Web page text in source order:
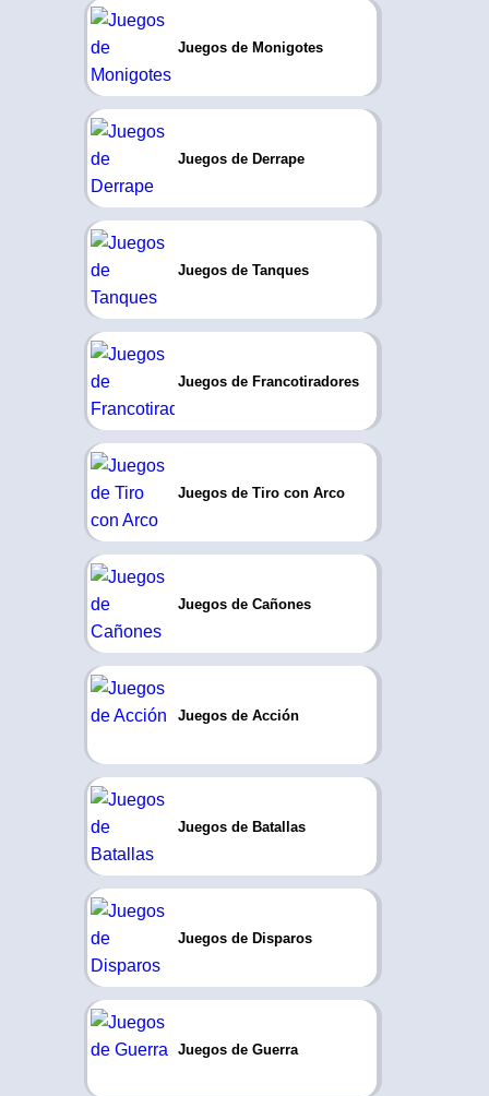
Juegos de Monigotes
Juegos de Derrape
Juegos de Tanques
Juegos de Francotiradores
Juegos de Tiro con Arco
Juegos de Cañones
Juegos de Acción
Juegos de Batallas
Juegos de Disparos
Juegos de Guerra